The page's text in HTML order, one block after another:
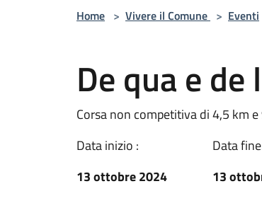
Home > Vivere il Comune > Eventi
De qua e de
Corsa non competitiva di 4,5 km
Data inizio :
13 ottobre 2024
Data
13